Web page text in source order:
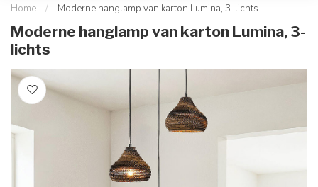
Home / Moderne hanglamp van karton Lumina, 3-lichts
Moderne hanglamp van karton Lumina, 3-
lichts